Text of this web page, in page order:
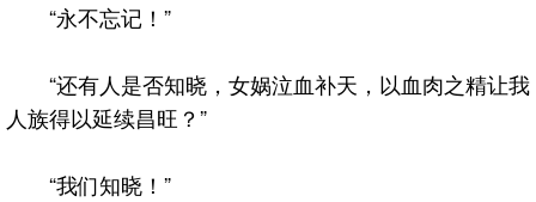
“永不忘记！”
“还有人是否知晓，女娲泣血补天，以血肉之精让我
人族得以延续昌旺？”
“我们知晓！”